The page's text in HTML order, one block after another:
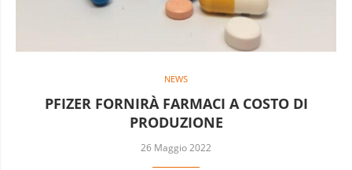
NEWS
PFIZER FORNIRÀ FARMACI A COSTO DI
PRODUZIONE
26 Maggio 2022